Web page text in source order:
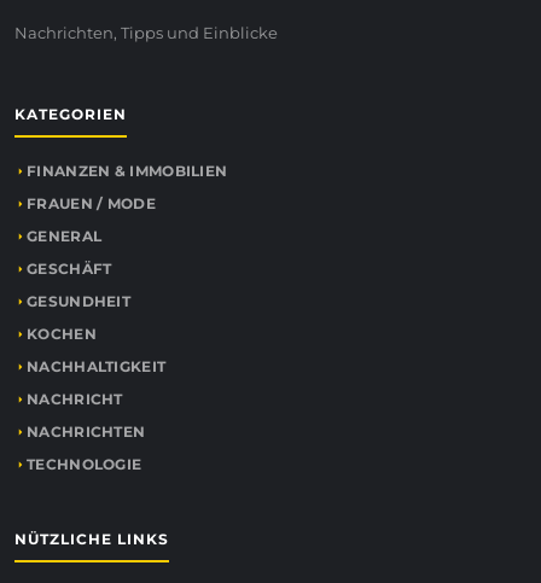
Nachrichten, Tipps und Einblicke
KATEGORIEN
FINANZEN & IMMOBILIEN
FRAUEN / MODE
GENERAL
GESCHÄFT
GESUNDHEIT
KOCHEN
NACHHALTIGKEIT
NACHRICHT
NACHRICHTEN
TECHNOLOGIE
NÜTZLICHE LINKS